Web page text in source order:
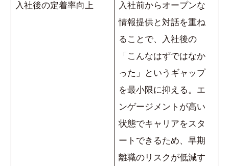
入社後の定着率向上
入社前からオープンな
情報提供と対話を重ね
ることで、入社後の
「こんなはずではなか
った」というギャップ
を最小限に抑える。エ
ンゲージメントが高い
状態でキャリアをスタ
ートできるため、早期
離職のリスクが低減す